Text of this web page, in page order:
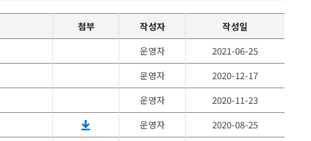
첨부 작성자
작성일
운영자
2021-06-25
운영자
2020-12-17
운영자
2020-11-23
운영자
2020-08-25